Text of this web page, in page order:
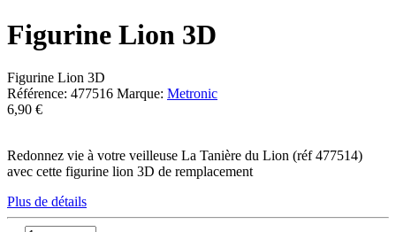
Figurine Lion 3D
Figurine Lion 3D
Référence: 477516 Marque: Metronic
6,90 €
Redonnez vie à votre veilleuse La Tanière du Lion (réf 477514)
avec cette figurine lion 3D de remplacement
Plus de détails